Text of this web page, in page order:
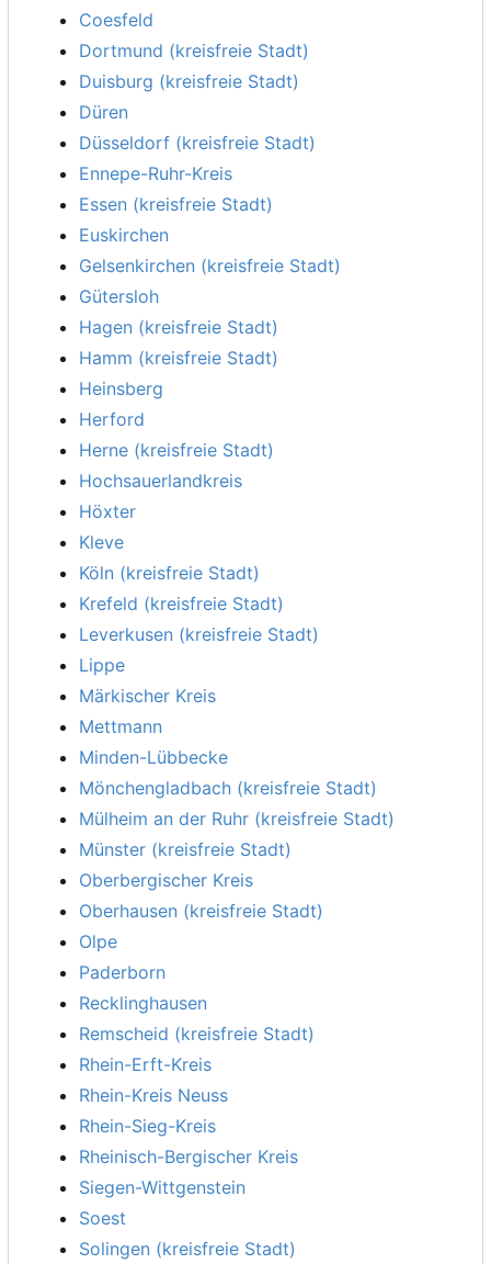
Coesfeld
Dortmund (kreisfreie Stadt)
Duisburg (kreisfreie Stadt)
Düren
Düsseldorf (kreisfreie Stadt)
Ennepe-Ruhr-Kreis
Essen (kreisfreie Stadt)
Euskirchen
Gelsenkirchen (kreisfreie Stadt)
Gütersloh
Hagen (kreisfreie Stadt)
Hamm (kreisfreie Stadt)
Heinsberg
Herford
Herne (kreisfreie Stadt)
Hochsauerlandkreis
Höxter
Kleve
Köln (kreisfreie Stadt)
Krefeld (kreisfreie Stadt)
Leverkusen (kreisfreie Stadt)
Lippe
Märkischer Kreis
Mettmann
Minden-Lübbecke
Mönchengladbach (kreisfreie Stadt)
Mülheim an der Ruhr (kreisfreie Stadt)
Münster (kreisfreie Stadt)
Oberbergischer Kreis
Oberhausen (kreisfreie Stadt)
Olpe
Paderborn
Recklinghausen
Remscheid (kreisfreie Stadt)
Rhein-Erft-Kreis
Rhein-Kreis Neuss
Rhein-Sieg-Kreis
Rheinisch-Bergischer Kreis
Siegen-Wittgenstein
Soest
Solingen (kreisfreie Stadt)